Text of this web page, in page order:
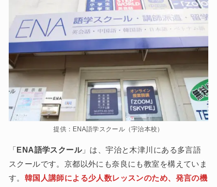
提供：ENA語学スクール（宇治本校）
「ENA語学スクール」は、宇治と木津川にある多言語
スクールです。京都以外にも奈良にも教室を構えていま
す。 韓国人講師による少人数レッスンのため、発言の機